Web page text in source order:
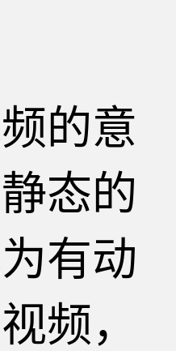
的意
态的
有动
频，